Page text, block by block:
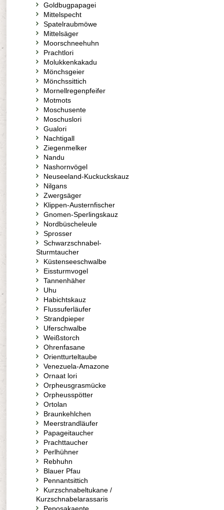
Goldbugpapagei
Mittelspecht
Spatelraubmöwe
Mittelsäger
Moorschneehuhn
Prachtlori
Molukkenkakadu
Mönchsgeier
Mönchssittich
Mornellregenpfeifer
Motmots
Moschusente
Moschuslori
Gualori
Nachtigall
Ziegenmelker
Nandu
Nashornvögel
Neuseeland-Kuckuckskauz
Nilgans
Zwergsäger
Klippen-Austernfischer
Gnomen-Sperlingskauz
Nordbüscheleule
Sprosser
Schwarzschnabel-
Sturmtaucher
Küstenseeschwalbe
Eissturmvogel
Tannenhäher
Uhu
Habichtskauz
Flussuferläufer
Strandpieper
Uferschwalbe
Weißstorch
Ohrenfasane
Orientturteltaube
Venezuela-Amazone
Ornaat lori
Orpheusgrasmücke
Orpheusspötter
Ortolan
Braunkehlchen
Meerstrandläufer
Papageitaucher
Prachttaucher
Perlhühner
Rebhuhn
Blauer Pfau
Pennantsittich
Kurzschnabeltukane /
Kurzschnabelarassaris